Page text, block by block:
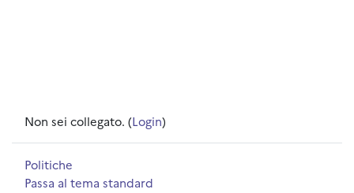
Non sei collegato. (Login)
Politiche
Passa al tema standard